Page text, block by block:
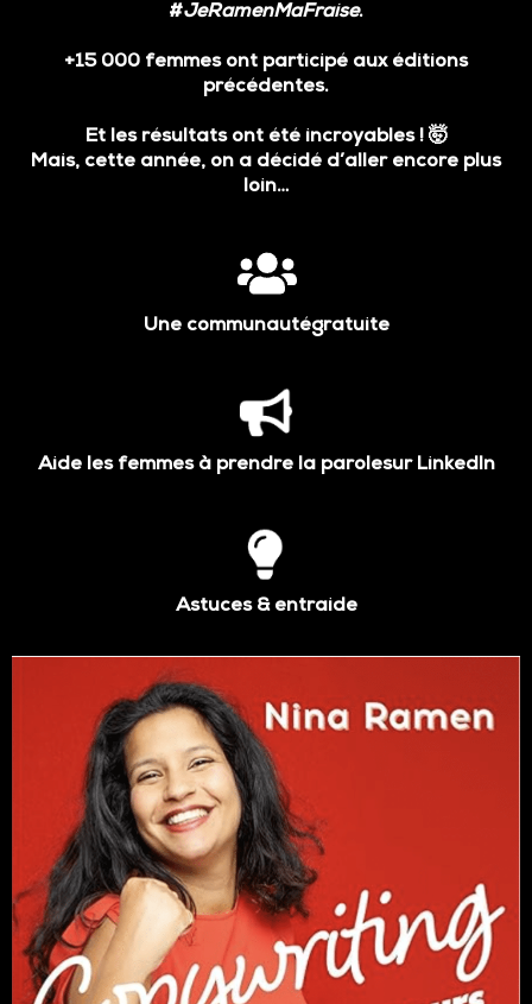
#JeRamenMaFraise.
+15 000 femmes ont participé aux éditions
précédentes.
Et les résultats ont été incroyables ! 🤯
Mais, cette année, on a décidé d’aller encore plus
loin…
Une communautégratuite
Aide les femmes à prendre la parolesur LinkedIn
Astuces & entraide